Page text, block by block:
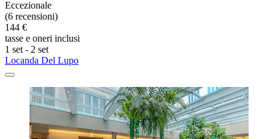
Eccezionale
(6 recensioni)
144 €
tasse e oneri inclusi
1 set - 2 set
Locanda Del Lupo